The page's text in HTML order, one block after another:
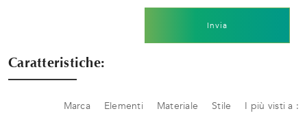
Invia
Caratteristiche:
Marca Elementi Materiale Stile I più visti a :